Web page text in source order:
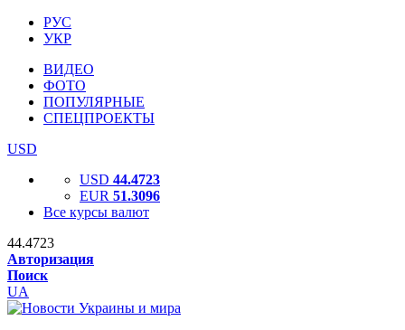
РУС
УКР
ВИДЕО
ФОТО
ПОПУЛЯРНЫЕ
СПЕЦПРОЕКТЫ
USD
USD 44.4723
EUR 51.3096
Все курсы валют
44.4723
Авторизация
Поиск
UA